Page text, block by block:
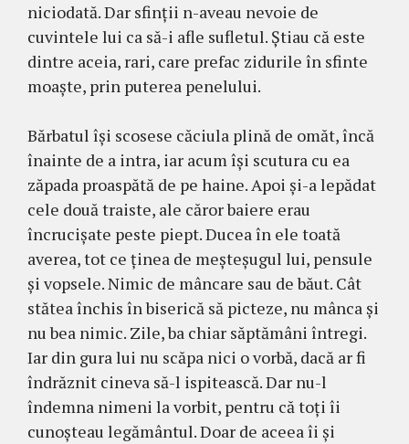
niciodată. Dar sfinții n-aveau nevoie de
cuvintele lui ca să-i afle sufletul. Știau că este
dintre aceia, rari, care prefac zidurile în sfinte
moaște, prin pute­rea penelului.
Bărbatul își scosese căciula plină de omăt, încă
înainte de a intra, iar acum își scutura cu ea
zăpada proaspătă de pe haine. Apoi și-a lepădat
cele două traiste, ale căror baiere erau
încrucișate peste piept. Ducea în ele toată
averea, tot ce ținea de meșteșugul lui, pensule
și vopsele. Nimic de mâncare sau de băut. Cât
stătea închis în biserică să picteze, nu mânca și
nu bea nimic. Zile, ba chiar săptămâni întregi.
Iar din gura lui nu scăpa nici o vorbă, dacă ar fi
îndrăznit ci­neva să-l ispitească. Dar nu-l
îndemna nimeni la vorbit, pentru că toți îi
cunoșteau legămân­tul. Doar de aceea îi și